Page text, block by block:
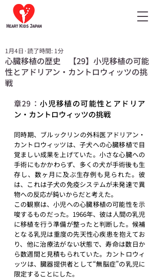
心臓移植の歴史 【29】小児移植の可能
性とアドリアン・カントロウィッツの挑
戦
1月4日 読了時間: 1分
章29：小児移植の可能性とアドリア
ン・カントロウィッツの挑戦
同時期、ブルックリンの外科医アドリアン・
カントロウィッツは、子犬への心臓移植で目
覚ましい成果を上げていた。小さな心臓への
手術にもかかわらず、多くの犬が手術後も生
存し、数ヶ月に及ぶ生存例も見られた。彼
は、これは子犬の免疫システムが未発達で異
物への反応が鈍いからだと考えた。
この観察は、小児への心臓移植の可能性を示
唆するものだった。1966年、彼は人間の乳児
に移植を行う準備が整ったと判断した。候補
となる乳児は重度の先天性心疾患を抱えてお
り、他に治療法がない状態で、寿命は数日か
ら数週間と見積もられていた。カントロウィ
ッツは、臓器提供者として“無脳症”の乳児に
限定することにした。